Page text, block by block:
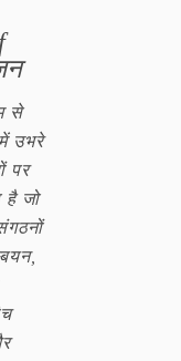
से
उभरे
पर
है जो